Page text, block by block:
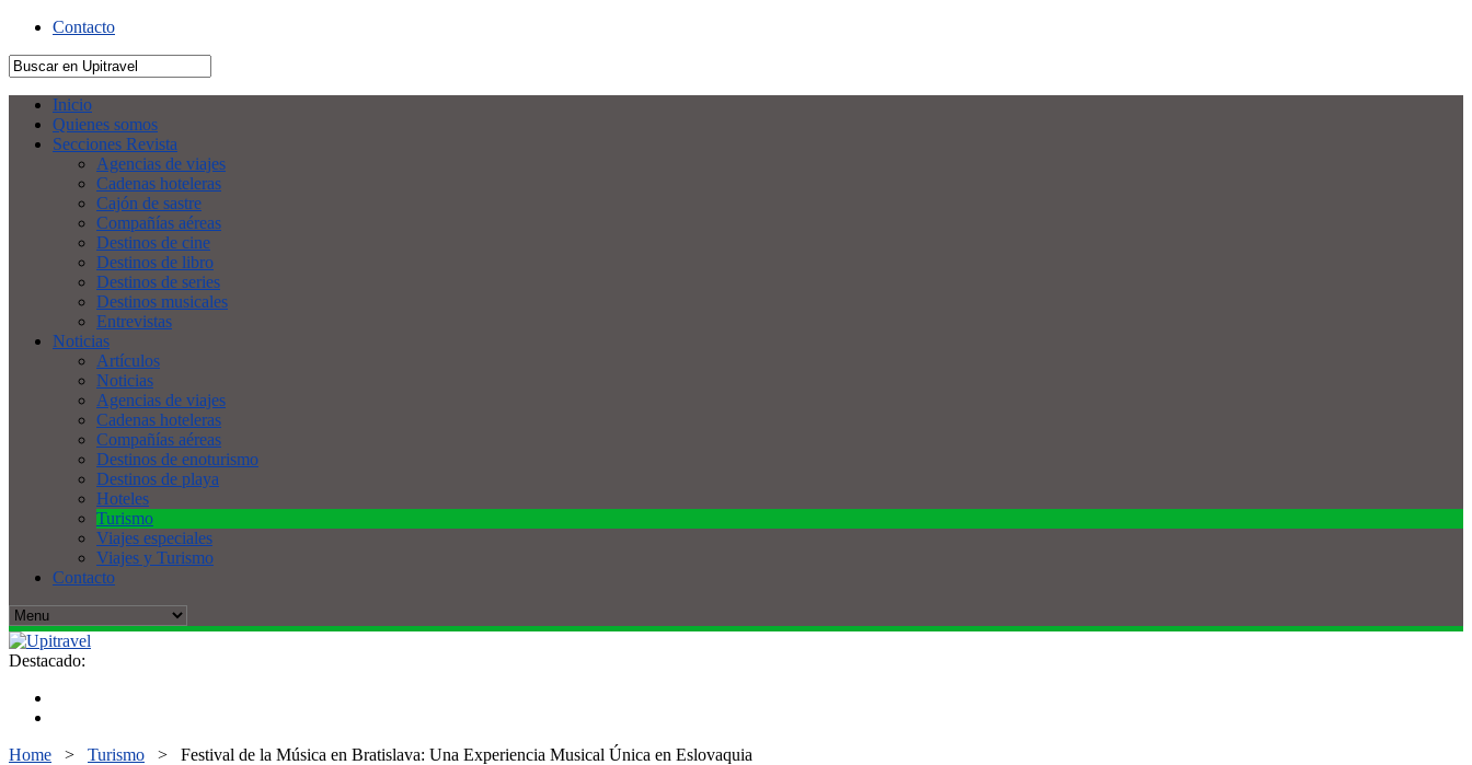
Contacto
Inicio
Quienes somos
Secciones Revista
Agencias de viajes
Cadenas hoteleras
Cajón de sastre
Compañías aéreas
Destinos de cine
Destinos de libro
Destinos de series
Destinos musicales
Entrevistas
Noticias
Artículos
Noticias
Agencias de viajes
Cadenas hoteleras
Compañías aéreas
Destinos de enoturismo
Destinos de playa
Hoteles
Turismo
Viajes especiales
Viajes y Turismo
Contacto
Destacado:
Home > Turismo > Festival de la Música en Bratislava: Una Experiencia Musical Única en Eslovaquia